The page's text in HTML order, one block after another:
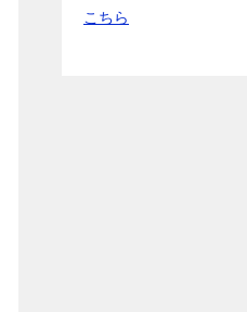
こちら